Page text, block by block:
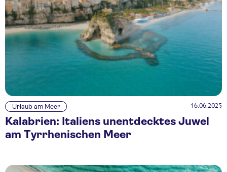
Urlaub am Meer 16.06.2025
Kalabrien: Italiens unentdecktes Juwel
am Tyrrhenischen Meer